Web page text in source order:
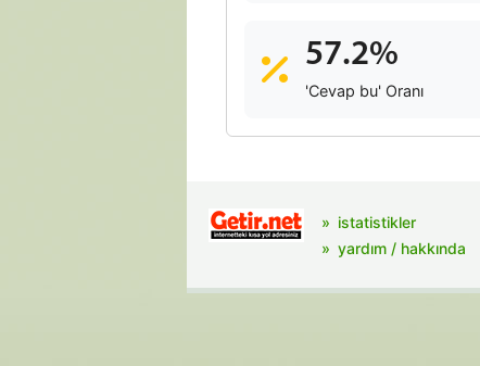
57.2%
'Cevap bu' Oranı
istatistikler
yardım / hakkında